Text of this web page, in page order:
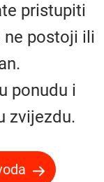
pristupiti
ne postoji ili
ponudu i
zvijezdu.